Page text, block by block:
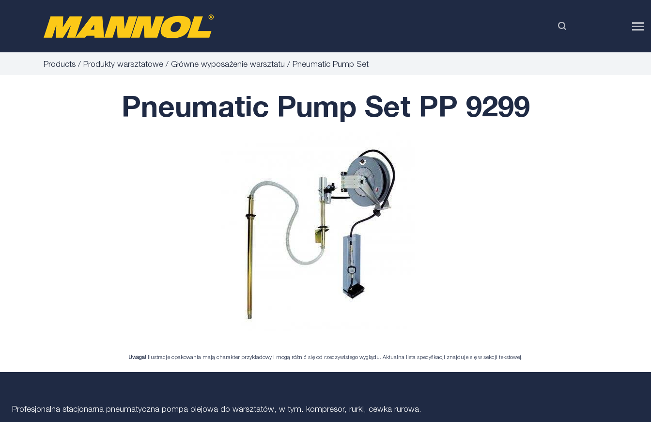
Products Produkty warsztatowe Główne wyposażenie warsztatu Pneumatic Pump Set
Pneumatic Pump Set PP 9299
Uwaga! Ilustracje opakowania mają charakter przykładowy i mogą różnić się od rzeczywistego wyglądu. Aktualna lista specyfikacji znajduje się w sekcji tekstowej.
Profesjonalna stacjonarna pneumatyczna pompa olejowa do warsztatów, w tym. kompresor, rurki, cewka rurowa.